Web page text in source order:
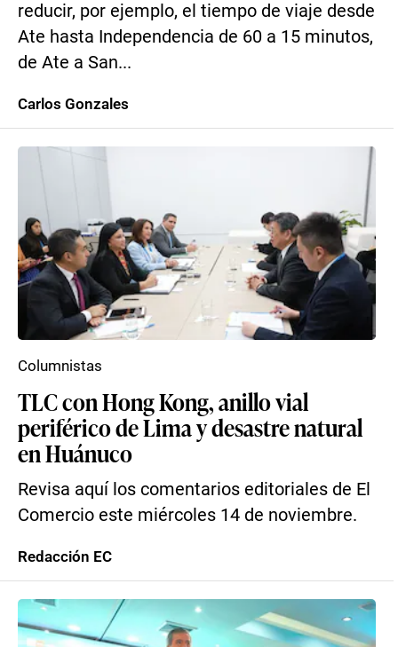
reducir, por ejemplo, el tiempo de viaje desde
Ate hasta Independencia de 60 a 15 minutos,
de Ate a San...
Carlos Gonzales
TLC con Hong Kong, anillo vial
periférico de Lima y desastre natural
en Huánuco
Revisa aquí los comentarios editoriales de El
Comercio este miércoles 14 de noviembre.
Columnistas
Redacción EC